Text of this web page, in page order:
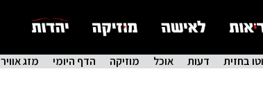
בחזית דעות אוכל מוזיקה הדף היומי מזג אוויר